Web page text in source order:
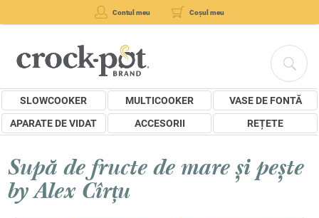
Contul meu Coșul meu
SLOWCOOKER MULTICOOKER
VASE DE FONTĂ
APARATE DE VIDAT
ACCESORII REȚETE
Supă de fructe de mare și pește
by Alex Cîrțu